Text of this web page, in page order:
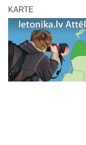
KARTE